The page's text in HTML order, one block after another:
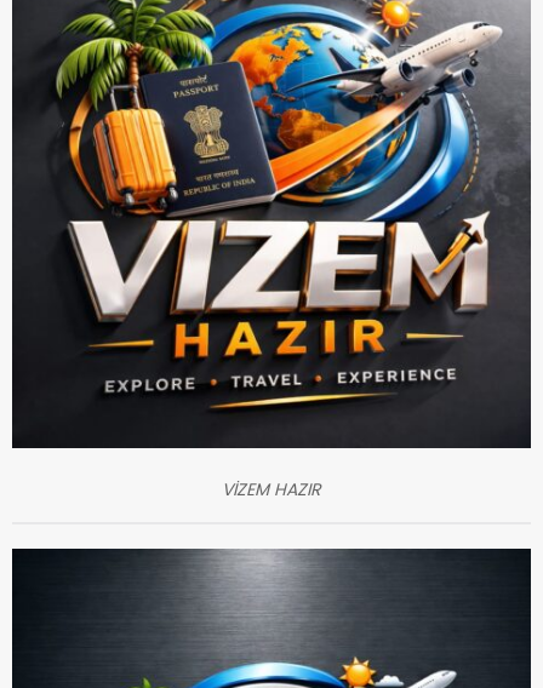
VİZEM HAZIR